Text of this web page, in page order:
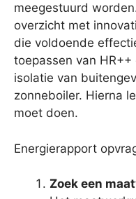
meegestuurd
overzicht met
die voldoende
toepassen van
isolatie van
zonneboiler. Hierna
moet doen.
Energierapport
Zoek een